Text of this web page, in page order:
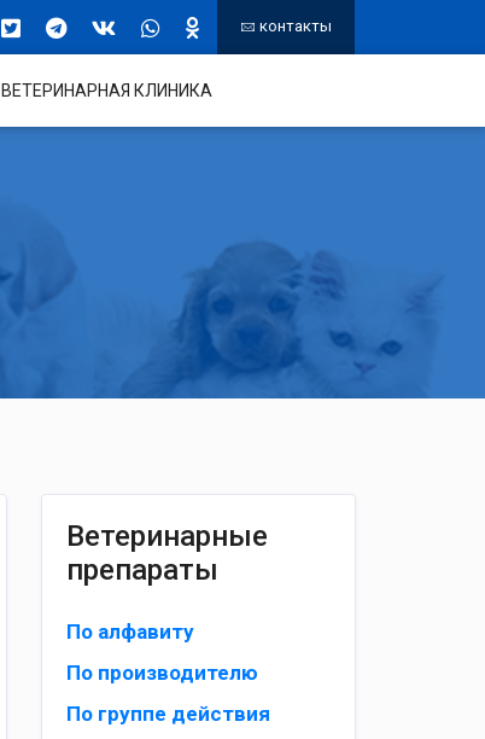
контакты
ВЕТЕРИНАРНАЯ КЛИНИКА
Ветеринарные
препараты
По алфавиту
По производителю
По группе действия